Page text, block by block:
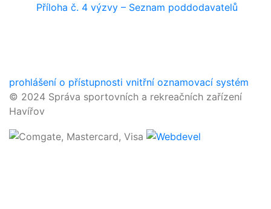
Příloha č. 4 výzvy – Seznam poddodavatelů
prohlášení o přístupnosti vnitřní oznamovací systém
© 2024 Správa sportovních a rekreačních zařízení
Havířov